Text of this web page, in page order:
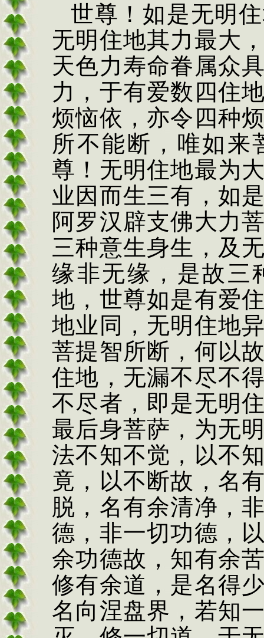
世尊！如是无明
无明住地其力最大
天色力寿命眷属众
力，于有爱数四住
烦恼依，亦令四种
所不能断，唯如来
尊！无明住地最为
业因而生三有，如
阿罗汉辟支佛大力
三种意生身生，及
缘非无缘，是故三
地，世尊如是有爱
地业同，无明住地
菩提智所断，何以
住地，无漏不尽不
不尽者，即是无明
最后身菩萨，为无
法不知不觉，以不
竟，以不断故，名
脱，名有余清净，
德，非一切功德，
余功德故，知有余
修有余道，是名得
名向涅盘界，若知